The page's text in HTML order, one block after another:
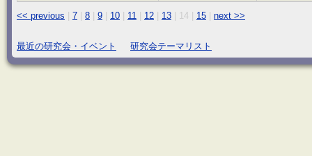
<< previous 7 8 9 10 11 12 13 14 15 next >>
最近の研究会・イベント 研究会テーマリスト